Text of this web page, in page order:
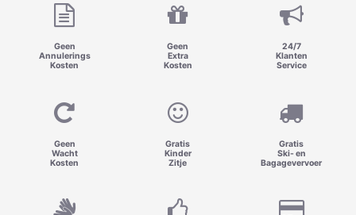
Geen
Annulerings
Kosten
Geen
Extra
Kosten
24/7
Klanten
Service
Geen
Wacht
Kosten
Gratis
Kinder
Zitje
Gratis
Ski- en
Bagagevervoer